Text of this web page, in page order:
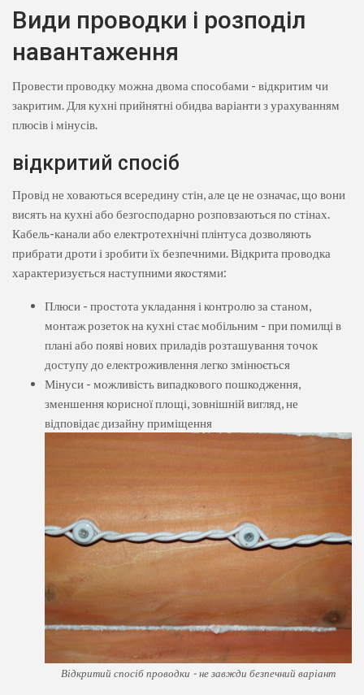
Види проводки і розподіл
навантаження
Провести проводку можна двома способами - відкритим чи
закритим. Для кухні прийнятні обидва варіанти з урахуванням
плюсів і мінусів.
відкритий спосіб
Провід не ховаються всередину стін, але це не означає, що вони
висять на кухні або безгосподарно розповзаються по стінах.
Кабель-канали або електротехнічні плінтуса дозволяють
прибрати дроти і зробити їх безпечними. Відкрита проводка
характеризується наступними якостями:
Плюси - простота укладання і контролю за станом,
монтаж розеток на кухні стає мобільним - при помилці в
плані або появі нових приладів розташування точок
доступу до електроживлення легко змінюється
Мінуси - можливість випадкового пошкодження,
зменшення корисної площі, зовнішній вигляд, не
відповідає дизайну приміщення
Відкритий спосіб проводки - не завжди безпечний варіант